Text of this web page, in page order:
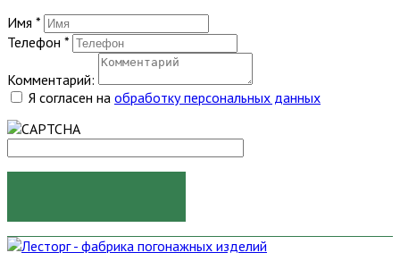
Имя *
Телефон *
Комментарий:
Я согласен на обработку персональных данных